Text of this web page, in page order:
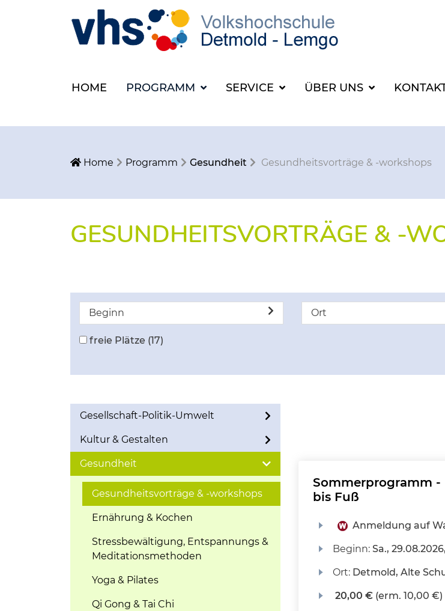
HOME PROGRAMM SERVICE ÜBER UNS
Home Programm Gesundheit Gesundheitsvorträge & -workshops
GESUNDHEITSVORTRÄGE & -
Beginn Ort
freie Plätze (17)
Gesellschaft-Politik-Umwelt
Kultur & Gestalten
Gesundheit
Gesundheitsvorträge & -workshops
Ernährung & Kochen
Stressbewältigung, Entspannungs &
Meditationsmethoden
Yoga & Pilates
Qi Gong & Tai Chi
Sommerprogramm -
bis Fuß
Anmeldung auf
Beginn: Sa.,
Ort: Detmold, Alte
20,00 €(erm. 10,00 €)